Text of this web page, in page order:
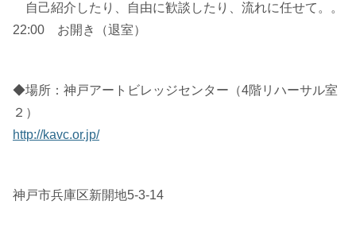
自己紹介したり、自由に歓談したり、流れに任せて。。
22:00 お開き（退室）
◆場所：神戸アートビレッジセンター（4階リハーサル室
２）
http://kavc.or.jp/
神戸市兵庫区新開地5-3-14